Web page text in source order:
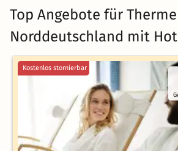
Top Angebote für
Norddeutschland mit
Kostenlos stornierbar